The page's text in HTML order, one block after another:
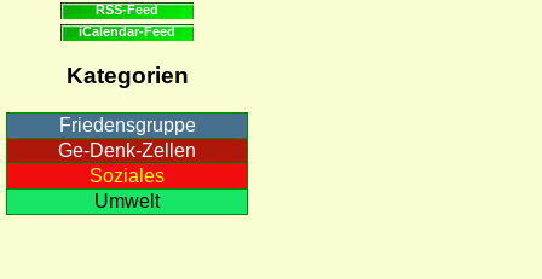
RSS-Feed
iCalendar-Feed
Kategorien
Friedensgruppe
Ge-Denk-Zellen
Soziales
Umwelt